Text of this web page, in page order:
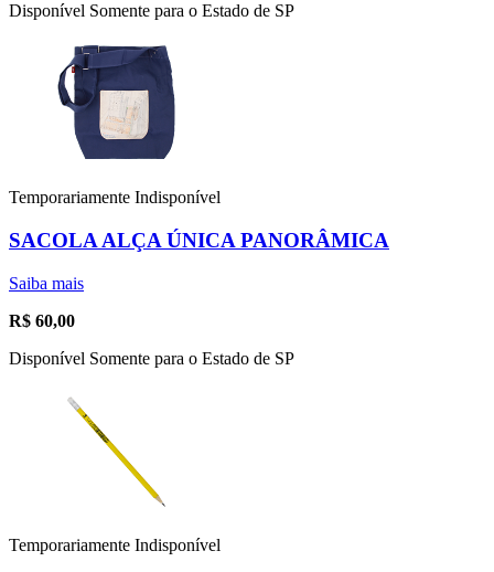
Disponível Somente para o Estado de SP
Temporariamente Indisponível
SACOLA ALÇA ÚNICA PANORÂMICA
Saiba mais
R$ 60,00
Disponível Somente para o Estado de SP
Temporariamente Indisponível